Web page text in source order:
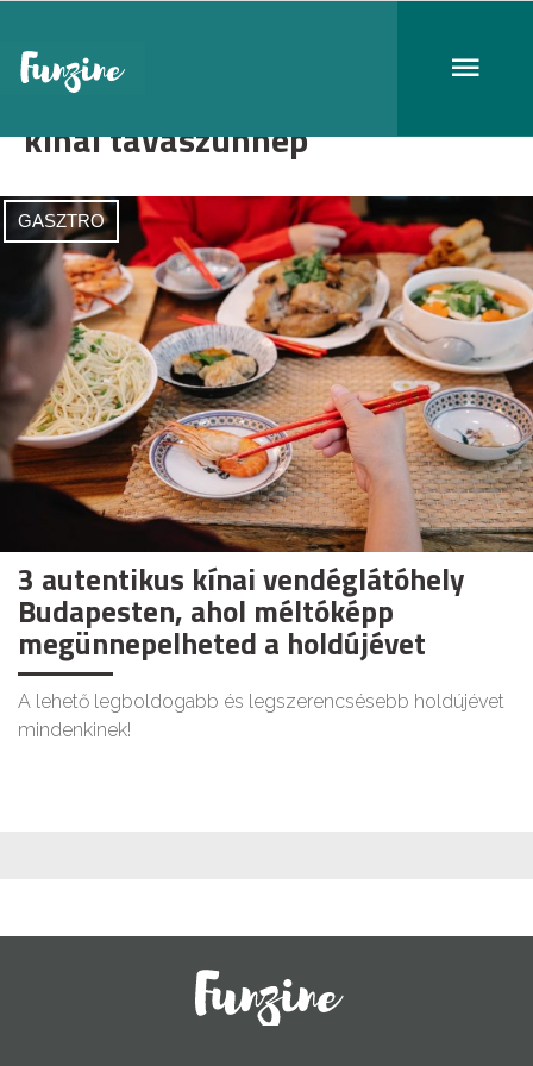
kínai tavaszünnep
GASZTRO
3 autentikus kínai vendéglátóhely
Budapesten, ahol méltóképp
megünnepelheted a holdújévet
A lehető legboldogabb és legszerencsésebb holdújévet
mindenkinek!